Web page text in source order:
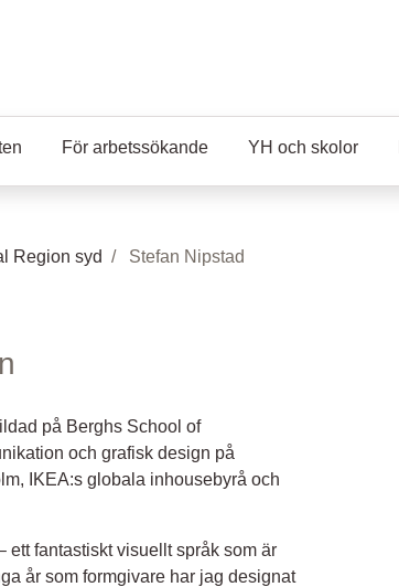
För arbetssökande YH och skolor
Region syd Stefan Nipstad
på Berghs School of
och grafisk design på
IKEA:s globala inhousebyrå och
ett fantastiskt visuellt språk som är
år som formgivare har jag designat